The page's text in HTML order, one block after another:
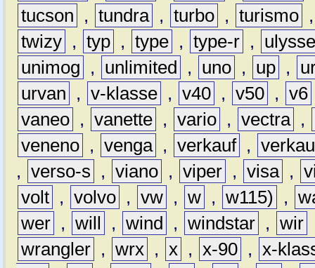
tucson
, tundra , turbo , turismo
twizy , typ , type , type-r ,
unimog
, unlimited , uno , up ,
urvan
, v-klasse , v40 , v50 , v6
vaneo , vanette , vario , vectra ,
veneno , venga , verkauf ,
, verso-s , viano , viper , visa ,
volt , volvo , vw , w , w115) ,
wer , will , wind , windstar , wir
wrangler , wrx , x , x-90 , x-